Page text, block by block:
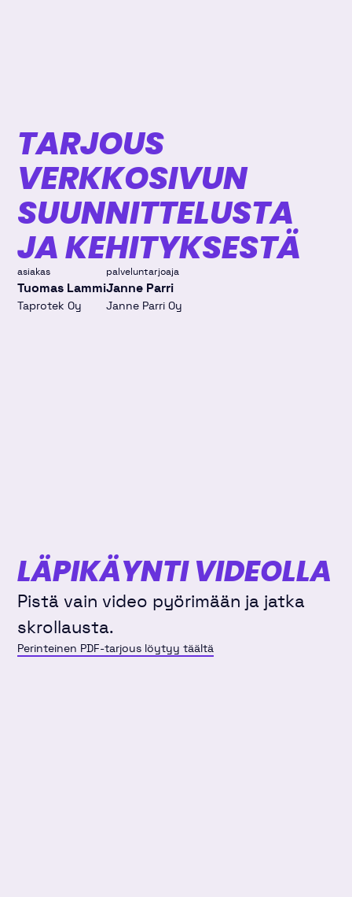
TARJOUS
VERKKOSIVUN
SUUNNITTELUSTA
JA KEHITYKSESTÄ
asiakas
Tuomas Lammi
Taprotek Oy
palveluntarjoaja
Janne Parri
Janne Parri Oy
LÄPIKÄYNTI VIDEOLLA
Pistä vain video pyörimään ja jatka
skrollausta.
Perinteinen PDF-tarjous löytyy täältä